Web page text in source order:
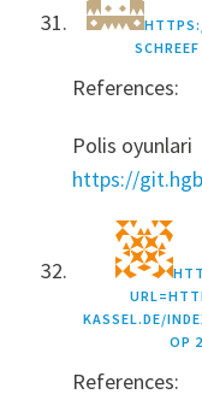
References:
Polis oyunlari
https://
KASSEL.DE/
OP
References: